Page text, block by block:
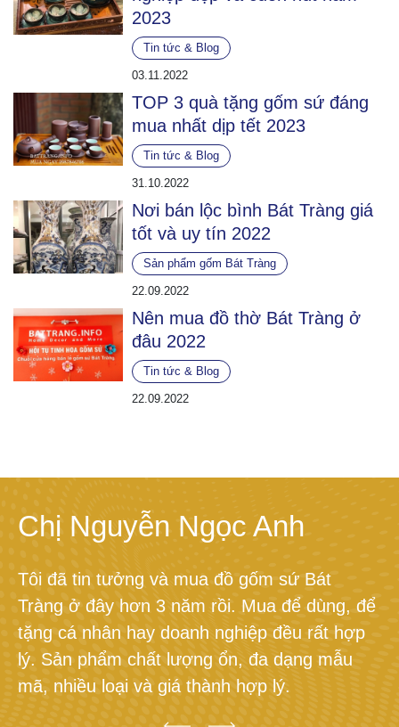
2023
Tin tức & Blog
03.11.2022
TOP 3 quà tặng gốm sứ đáng
mua nhất dịp tết 2023
Tin tức & Blog
31.10.2022
Nơi bán lộc bình Bát Tràng giá
tốt và uy tín 2022
Sản phẩm gốm Bát Tràng
22.09.2022
Nên mua đồ thờ Bát Tràng ở
đâu 2022
Tin tức & Blog
22.09.2022
Chị Nguyễn Ngọc Anh
Tôi đã tin tưởng và mua đồ gốm sứ Bát
Tràng ở đây hơn 3 năm rồi. Mua để dùng, để
tặng cá nhân hay doanh nghiệp đều rất hợp
lý. Sản phẩm chất lượng ổn, đa dạng mẫu
mã, nhiều loại và giá thành hợp lý.